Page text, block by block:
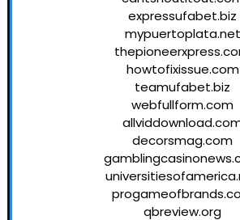
expressufabet.biz
mypuertoplata.net
howtofixissue.com
teamufabet.biz
webfullform.com
decorsmag.com
qbreview.org